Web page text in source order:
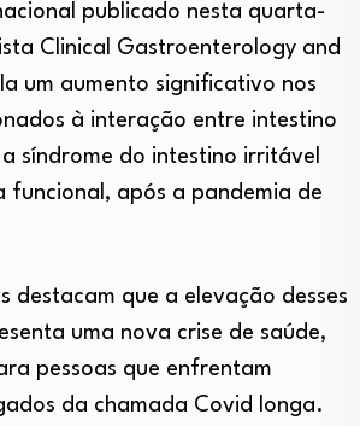
publicado nesta quarta-
Clinical Gastroenterology and
um aumento significativo nos
à interação entre intestino
síndrome do intestino irritável
funcional, após a pandemia de
destacam que a elevação desses
uma nova crise de saúde,
pessoas que enfrentam
da chamada Covid longa.